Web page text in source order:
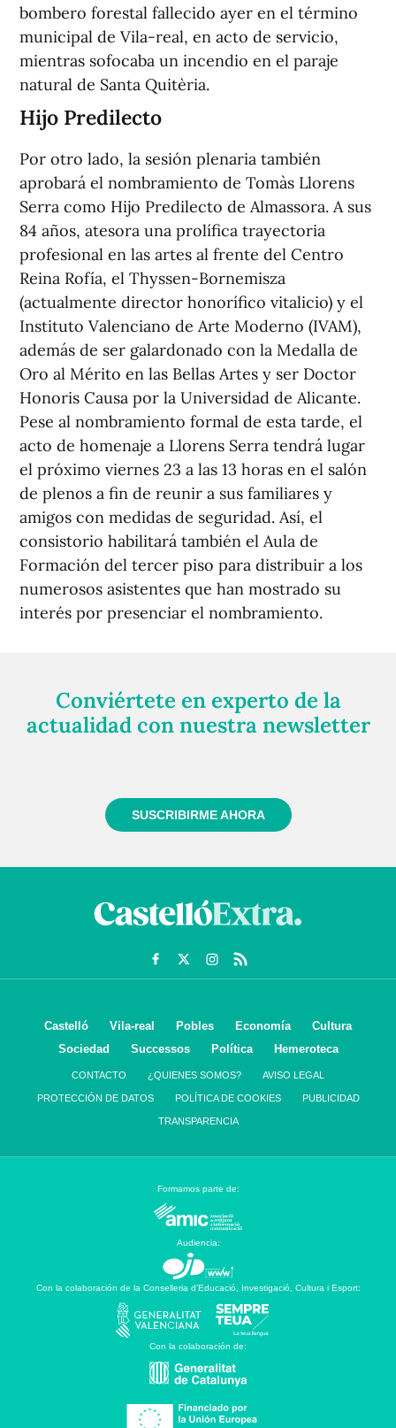
bombero forestal fallecido ayer en el término
municipal de Vila-real, en acto de servicio,
mientras sofocaba un incendio en el paraje
natural de Santa Quitèria.
Hijo Predilecto
Por otro lado, la sesión plenaria también
aprobará el nombramiento de Tomàs Llorens
Serra como Hijo Predilecto de Almassora. A sus
84 años, atesora una prolífica trayectoria
profesional en las artes al frente del Centro
Reina Rofía, el Thyssen-Bornemisza
(actualmente director honorífico vitalicio) y el
Instituto Valenciano de Arte Moderno (IVAM),
además de ser galardonado con la Medalla de
Oro al Mérito en las Bellas Artes y ser Doctor
Honoris Causa por la Universidad de Alicante.
Pese al nombramiento formal de esta tarde, el
acto de homenaje a Llorens Serra tendrá lugar
el próximo viernes 23 a las 13 horas en el salón
de plenos a fin de reunir a sus familiares y
amigos con medidas de seguridad. Así, el
consistorio habilitará también el Aula de
Formación del tercer piso para distribuir a los
numerosos asistentes que han mostrado su
interés por presenciar el nombramiento.
Conviértete en experto de la
actualidad con nuestra newsletter
SUSCRIBIRME AHORA
Castelló Vila-real Pobles Economía
Cultura
Sociedad
Successos Política Hemeroteca
CONTACTO ¿QUIENES SOMOS? AVISO LEGAL
PROTECCIÓN DE DATOS POLÍTICA DE COOKIES PUBLICIDAD
TRANSPARENCIA
Formamos parte de:
Audiencia:
Con la colaboración de la Conselleria d’Educació, Investigació, Cultura i Esport:
Con la colaboración de: